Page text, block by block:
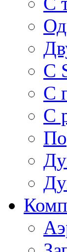
С
С
С